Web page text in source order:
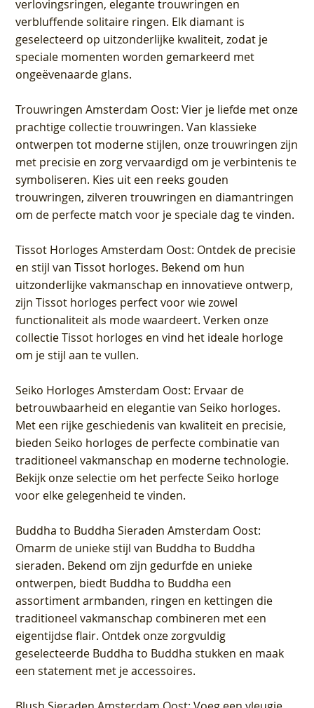
verlovingsringen, elegante trouwringen en
verbluffende solitaire ringen. Elk diamant is
geselecteerd op uitzonderlijke kwaliteit, zodat je
speciale momenten worden gemarkeerd met
ongeëvenaarde glans.
Trouwringen Amsterdam Oost: Vier je liefde met onze
prachtige collectie trouwringen. Van klassieke
ontwerpen tot moderne stijlen, onze trouwringen zijn
met precisie en zorg vervaardigd om je verbintenis te
symboliseren. Kies uit een reeks gouden
trouwringen, zilveren trouwringen en diamantringen
om de perfecte match voor je speciale dag te vinden.
Tissot Horloges Amsterdam Oost: Ontdek de precisie
en stijl van Tissot horloges. Bekend om hun
uitzonderlijke vakmanschap en innovatieve ontwerp,
zijn Tissot horloges perfect voor wie zowel
functionaliteit als mode waardeert. Verken onze
collectie Tissot horloges en vind het ideale horloge
om je stijl aan te vullen.
Seiko Horloges Amsterdam Oost: Ervaar de
betrouwbaarheid en elegantie van Seiko horloges.
Met een rijke geschiedenis van kwaliteit en precisie,
bieden Seiko horloges de perfecte combinatie van
traditioneel vakmanschap en moderne technologie.
Bekijk onze selectie om het perfecte Seiko horloge
voor elke gelegenheid te vinden.
Buddha to Buddha Sieraden Amsterdam Oost:
Omarm de unieke stijl van Buddha to Buddha
sieraden. Bekend om zijn gedurfde en unieke
ontwerpen, biedt Buddha to Buddha een
assortiment armbanden, ringen en kettingen die
traditioneel vakmanschap combineren met een
eigentijdse flair. Ontdek onze zorgvuldig
geselecteerde Buddha to Buddha stukken en maak
een statement met je accessoires.